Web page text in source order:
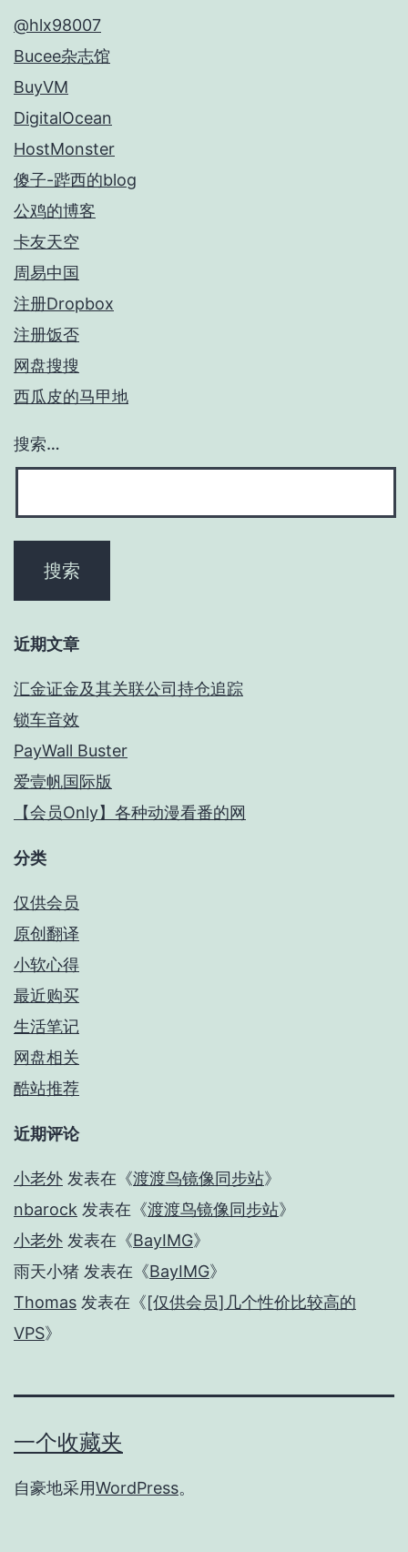
@hlx98007
Bucee杂志馆
BuyVM
DigitalOcean
HostMonster
傻子-跸西的blog
公鸡的博客
卡友天空
周易中国
注册Dropbox
注册饭否
网盘搜搜
西瓜皮的马甲地
搜索…
近期文章
汇金证金及其关联公司持仓追踪
锁车音效
PayWall Buster
爱壹帆国际版
【会员Only】各种动漫看番的网
分类
仅供会员
原创翻译
小软心得
最近购买
生活笔记
网盘相关
酷站推荐
近期评论
小老外 发表在《渡渡鸟镜像同步站》
nbarock 发表在《渡渡鸟镜像同步站》
小老外 发表在《BayIMG》
雨天小猪 发表在《BayIMG》
Thomas 发表在《[仅供会员]几个性价比较高的
VPS》
一个收藏夹
自豪地采用WordPress。